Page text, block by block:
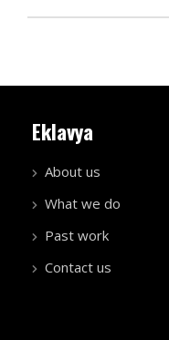
Eklavya
About us
What we do
Past work
Contact us